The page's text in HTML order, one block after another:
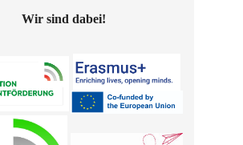
Wir sind dabei!